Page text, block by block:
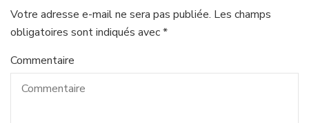
Votre adresse e-mail ne sera pas publiée. Les champs
obligatoires sont indiqués avec*
Commentaire